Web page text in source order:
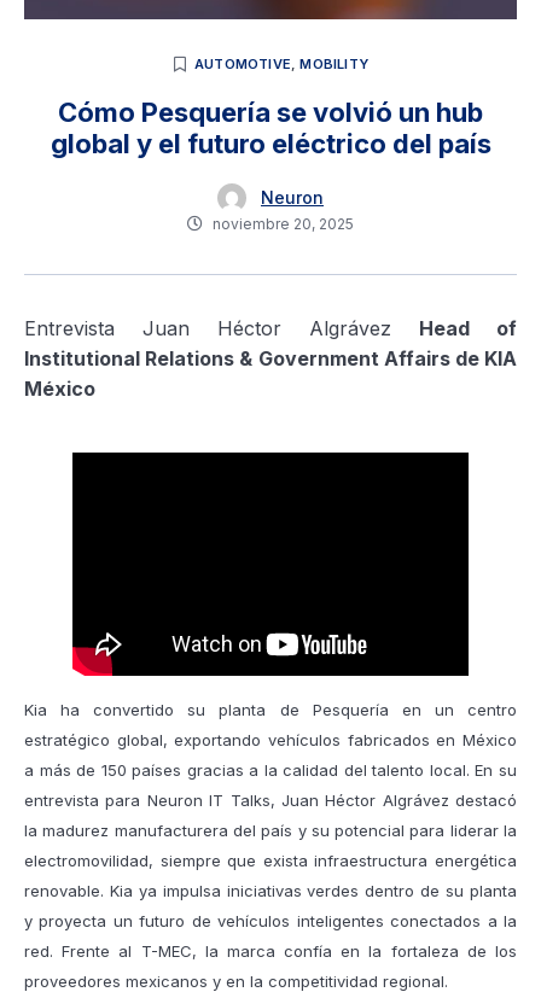
AUTOMOTIVE,MOBILITY
Cómo Pesquería se volvió un hub
global y el futuro eléctrico del país
Neuron
noviembre 20, 2025
Entrevista Juan Héctor Algrávez Head of
Institutional Relations & Government Affairs de KIA
México
Kia ha convertido su planta de Pesquería en un centro
estratégico global, exportando vehículos fabricados en México
a más de 150 países gracias a la calidad del talento local. En su
entrevista para Neuron IT Talks, Juan Héctor Algrávez destacó
la madurez manufacturera del país y su potencial para liderar la
electromovilidad, siempre que exista infraestructura energética
renovable. Kia ya impulsa iniciativas verdes dentro de su planta
y proyecta un futuro de vehículos inteligentes conectados a la
red. Frente al T-MEC, la marca confía en la fortaleza de los
proveedores mexicanos y en la competitividad regional.